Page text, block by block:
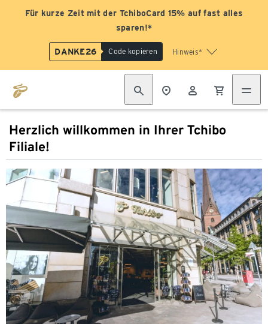
Für kurze Zeit mit der TchiboCard 15% auf fast alles
sparen!*
DANKE26 Code kopieren Hinweis*
Herzlich willkommen in Ihrer Tchibo
Filiale!